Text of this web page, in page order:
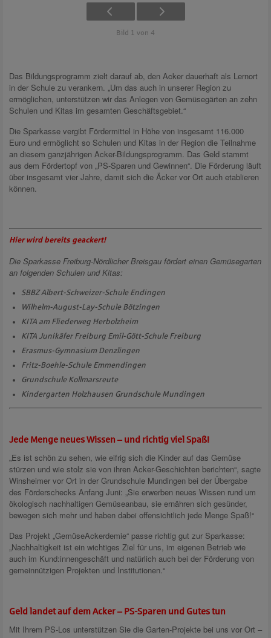
Bild 1 von 4
Das Bildungsprogramm zielt darauf ab, den Acker dauerhaft als Lernort
in der Schule zu verankern. „Um das auch in unserer Region zu
ermöglichen, unterstützen wir das Anlegen von Gemüsegärten an zehn
Schulen und Kitas im gesamten Geschäftsgebiet.“
Die Sparkasse vergibt Fördermittel in Höhe von insgesamt 116.000
Euro und ermöglicht so Schulen und Kitas in der Region die Teilnahme
an diesem ganzjährigen Acker-Bildungsprogramm. Das Geld stammt
aus dem Fördertopf von „PS-Sparen und Gewinnen“. Die Förderung läuft
über insgesamt vier Jahre, damit sich die Äcker vor Ort auch etablieren
können.
Hier wird bereits geackert!
Die Sparkasse Freiburg-Nördlicher Breisgau fördert einen Gemüsegarten
an folgenden Schulen und Kitas:
SBBZ Albert-Schweizer-Schule Endingen
Wilhelm-August-Lay-Schule Bötzingen
KITA am Fliederweg Herbolzheim
KITA Junikäfer Freiburg Emil-Gött-Schule Freiburg
Erasmus-Gymnasium Denzlingen
Fritz-Boehle-Schule Emmendingen
Grundschule Kollmarsreute
Kindergarten Holzhausen Grundschule Mundingen
Jede Menge neues Wissen – und richtig viel Spaß!
„Es ist schön zu sehen, wie eifrig sich die Kinder auf das Gemüse
stürzen und wie stolz sie von ihren Acker-Geschichten berichten“, sagte
Winsheimer vor Ort in der Grundschule Mundingen bei der Übergabe
des Förderschecks Anfang Juni: „Sie erwerben neues Wissen rund um
ökologisch nachhaltigen Gemüseanbau, sie ernähren sich gesünder,
bewegen sich mehr und haben dabei offensichtlich jede Menge Spaß!“
Das Projekt „GemüseAckerdemie“ passe richtig gut zur Sparkasse:
„Nachhaltigkeit ist ein wichtiges Ziel für uns, im eigenen Betrieb wie
auch im Kund:innengeschäft und natürlich auch bei der Förderung von
gemeinnützigen Projekten und Institutionen.“
Geld landet auf dem Acker – PS-Sparen und Gutes tun
Mit Ihrem PS-Los unterstützen Sie die Garten-Projekte bei uns vor Ort –